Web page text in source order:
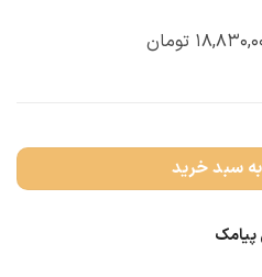
تومان
سبد خرید
پیامک